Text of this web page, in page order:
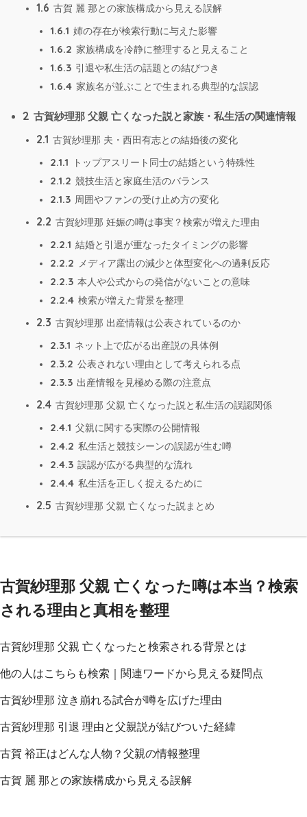
1.6 古賀 麗 那との家族構成から見える誤解
1.6.1 姉の存在が検索行動に与えた影響
1.6.2 家族構成を冷静に整理すると見えること
1.6.3 引退や私生活の話題との結びつき
1.6.4 家族名が並ぶことで生まれる典型的な誤認
2 古賀紗理那 父親 亡くなった説と家族・私生活の関連情報
2.1 古賀紗理那 夫・西田有志との結婚後の変化
2.1.1 トップアスリート同士の結婚という特殊性
2.1.2 競技生活と家庭生活のバランス
2.1.3 周囲やファンの受け止め方の変化
2.2 古賀紗理那 妊娠の噂は事実？検索が増えた理由
2.2.1 結婚と引退が重なったタイミングの影響
2.2.2 メディア露出の減少と体型変化への過剰反応
2.2.3 本人や公式からの発信がないことの意味
2.2.4 検索が増えた背景を整理
2.3 古賀紗理那 出産情報は公表されているのか
2.3.1 ネット上で広がる出産説の具体例
2.3.2 公表されない理由として考えられる点
2.3.3 出産情報を見極める際の注意点
2.4 古賀紗理那 父親 亡くなった説と私生活の誤認関係
2.4.1 父親に関する実際の公開情報
2.4.2 私生活と競技シーンの誤認が生む噂
2.4.3 誤認が広がる典型的な流れ
2.4.4 私生活を正しく捉えるために
2.5 古賀紗理那 父親 亡くなった説まとめ
古賀紗理那 父親 亡くなった噂は本当？検索
される理由と真相を整理
古賀紗理那 父親 亡くなったと検索される背景とは
他の人はこちらも検索｜関連ワードから見える疑問点
古賀紗理那 泣き崩れる試合が噂を広げた理由
古賀紗理那 引退 理由と父親説が結びついた経緯
古賀 裕正はどんな人物？父親の情報整理
古賀 麗 那との家族構成から見える誤解